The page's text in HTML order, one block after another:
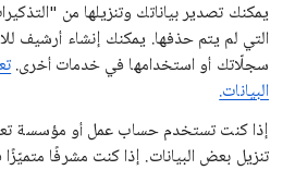
يمكنك تصدير بياناتك وتنزيلها من
التي لم يتم حذفها. يمكنك إنشاء أرشيف
سجلّاتك أو استخدامها في خدمات أخرى.
البيانات.
إذا كنت تستخدم حساب عمل أو مؤسسة